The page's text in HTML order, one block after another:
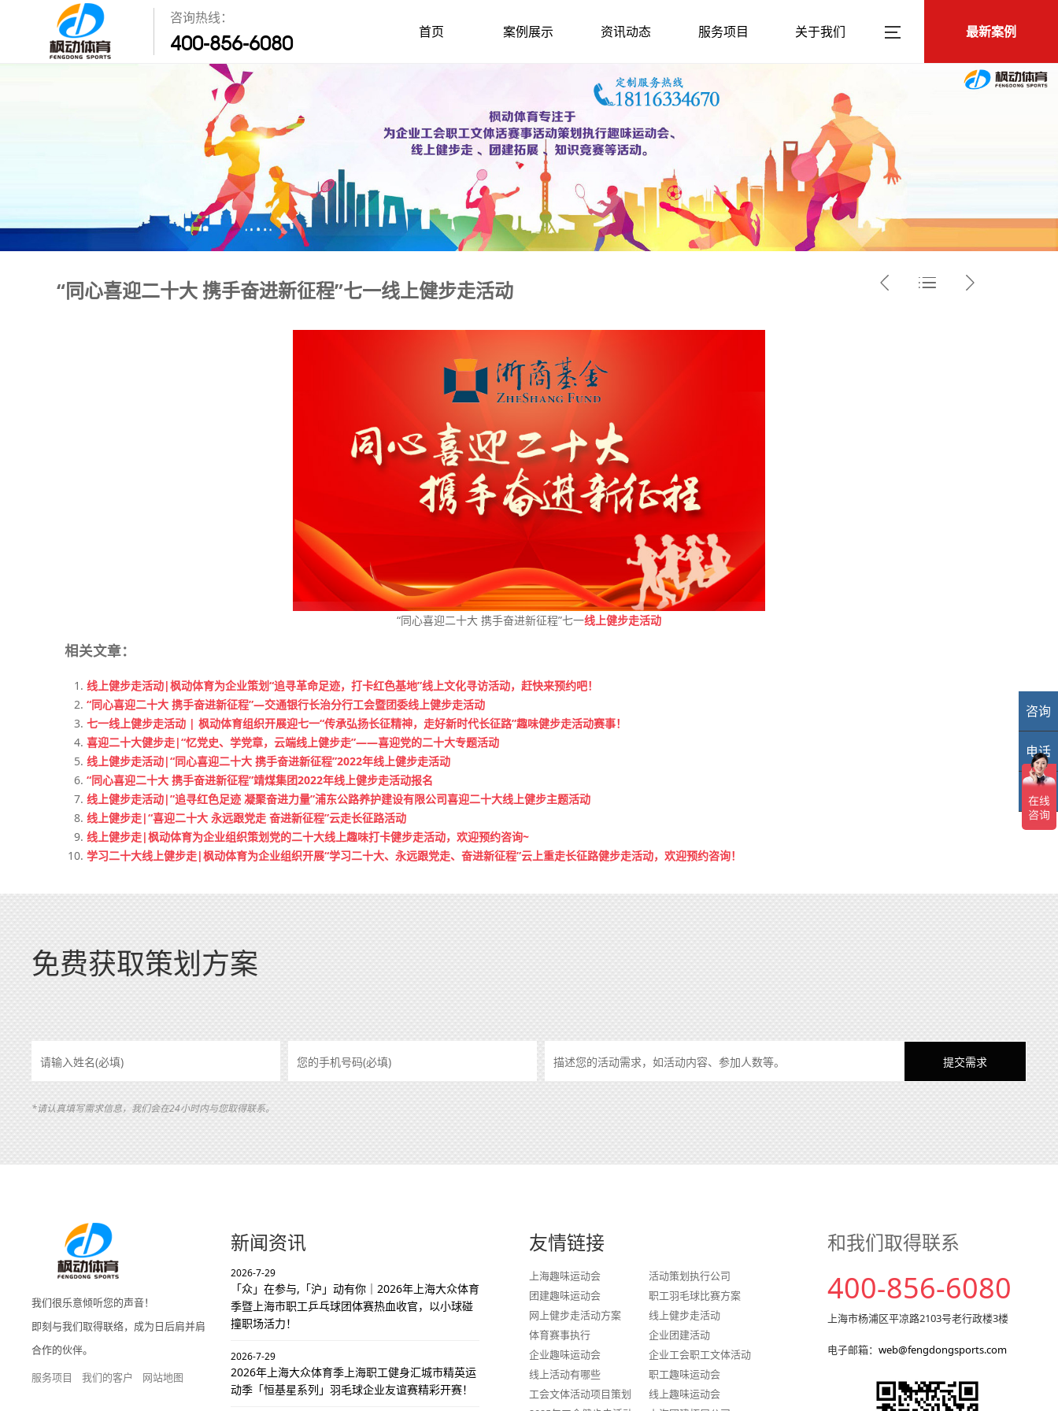
咨询热线：
400-856-6080 最新案例
首页 案例展示 资讯动态 服务项目 关于我们
“同心喜迎二十大 携手奋进新征程”七一线上健步走活动   
“同心喜迎二十大 携手奋进新征程”七一线上健步走活动
相关文章：
线上健步走活动|枫动体育为企业策划“追寻革命足迹，打卡红色基地”线上文化寻访活动，赶快来预约吧！
“同心喜迎二十大 携手奋进新征程”—交通银行长治分行工会暨团委线上健步走活动
七一线上健步走活动 | 枫动体育组织开展迎七一“传承弘扬长征精神，走好新时代长征路”趣味健步走活动赛事！
喜迎二十大健步走|“忆党史、学党章，云端线上健步走”——喜迎党的二十大专题活动
线上健步走活动|“同心喜迎二十大 携手奋进新征程”2022年线上健步走活动
“同心喜迎二十大 携手奋进新征程”靖煤集团2022年线上健步走活动报名
线上健步走活动|”追寻红色足迹 凝聚奋进力量”浦东公路养护建设有限公司喜迎二十大线上健步主题活动
线上健步走|“喜迎二十大 永远跟党走 奋进新征程”云走长征路活动
线上健步走|枫动体育为企业组织策划党的二十大线上趣味打卡健步走活动，欢迎预约咨询~
学习二十大线上健步走|枫动体育为企业组织开展“学习二十大、永远跟党走、奋进新征程”云上重走长征路健步走活动，欢迎预约咨询！
免费获取策划方案
*请认真填写需求信息，我们会在24小时内与您取得联系。
我们很乐意倾听您的声音！
即刻与我们取得联络，成为日后肩并肩
合作的伙伴。
服务项目
我们的客户 网站地图
新闻资讯
2026-7-29
「众」在参与,「沪」动有你｜2026年上海大众体育
季暨上海市职工乒乓球团体赛热血收官，以小球碰
撞职场活力！
2026-7-29
2026年上海大众体育季上海职工健身汇城市精英运
动季「恒基星系列」羽毛球企业友谊赛精彩开赛！
友情链接
上海趣味运动会
活动策划执行公司
团建趣味运动会
职工羽毛球比赛方案
网上健步走活动方案
线上健步走活动
体育赛事执行
企业团建活动
企业趣味运动会
企业工会职工文体活动
线上活动有哪些
职工趣味运动会
工会文体活动项目策划
线上趣味运动会
和我们取得联系
400-856-6080
上海市杨浦区平凉路2103号老行政楼3楼
电子邮箱：web@fengdongsports.com
业
咨询
电话
TOP